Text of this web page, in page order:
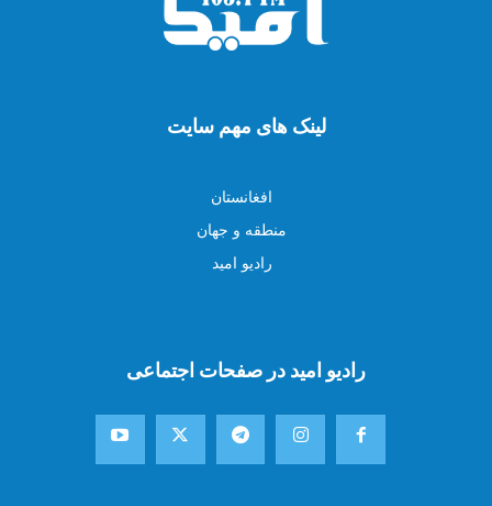
لینک های مهم سایت
افغانستان
منطقه و جهان
رادیو امید
رادیو امید در صفحات اجتماعی